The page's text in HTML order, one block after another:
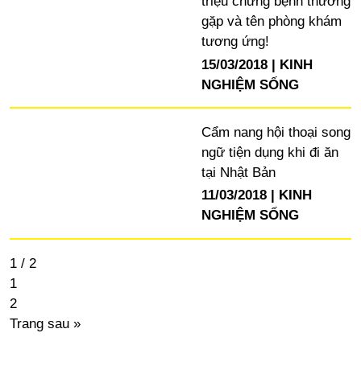
gặp và tên phòng khám
tương ứng!
15/03/2018
KINH
NGHIỆM SỐNG
Cẩm nang hội thoại song
ngữ tiện dụng khi đi ăn
tại Nhật Bản
11/03/2018
KINH
NGHIỆM SỐNG
1 / 2
1
2
Trang sau »